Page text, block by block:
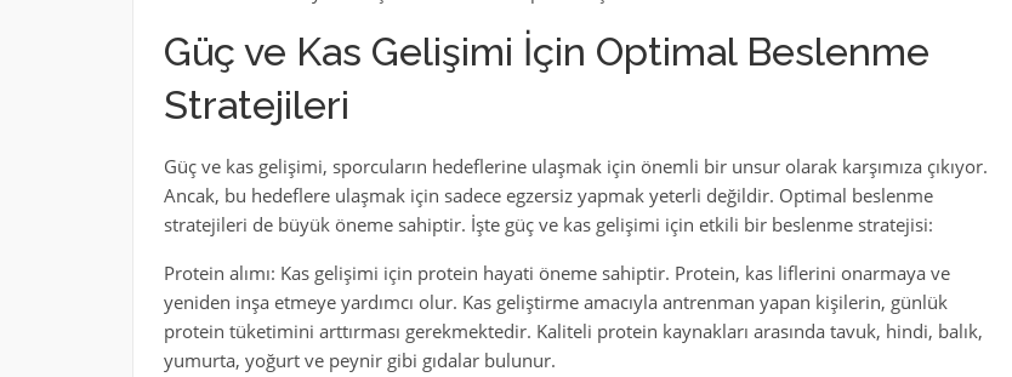
Güç ve Kas Gelişimi İçin Optimal Beslenme
Stratejileri
Güç ve kas gelişimi, sporcuların hedeflerine ulaşmak için önemli bir unsur olarak karşımıza çıkıyor.
Ancak, bu hedeflere ulaşmak için sadece egzersiz yapmak yeterli değildir. Optimal beslenme
stratejileri de büyük öneme sahiptir. İşte güç ve kas gelişimi için etkili bir beslenme stratejisi:
Protein alımı: Kas gelişimi için protein hayati öneme sahiptir. Protein, kas liflerini onarmaya ve
yeniden inşa etmeye yardımcı olur. Kas geliştirme amacıyla antrenman yapan kişilerin, günlük
protein tüketimini arttırması gerekmektedir. Kaliteli protein kaynakları arasında tavuk, hindi, balık,
yumurta, yoğurt ve peynir gibi gıdalar bulunur.